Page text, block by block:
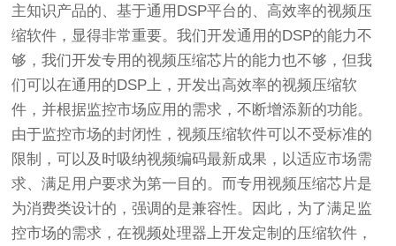
主知识产品的、基于通用DSP平台的、高效率的视频压
缩软件，显得非常重要。我们开发通用的DSP的能力不
够，我们开发专用的视频压缩芯片的能力也不够，但我
们可以在通用的DSP上，开发出高效率的视频压缩软
件，并根据监控市场应用的需求，不断增添新的功能。
由于监控市场的封闭性，视频压缩软件可以不受标准的
限制，可以及时吸纳视频编码最新成果，以适应市场需
求、满足用户要求为第一目的。而专用视频压缩芯片是
为消费类设计的，强调的是兼容性。因此，为了满足监
控市场的需求，在视频处理器上开发定制的压缩软件，